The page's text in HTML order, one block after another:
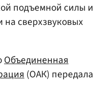
подъемной силы и
сверхзвуковых
Объединенная
(ОАК) передала